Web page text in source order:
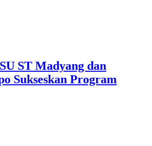
ST Madyang dan
Sukseskan Program